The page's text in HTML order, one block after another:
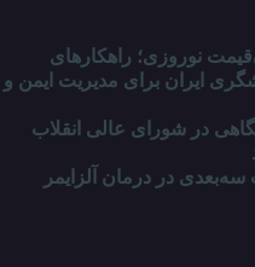
نوروزی؛ راهکارهای
ایران برای مدیریت ایمن و
در شورای عالی انقلاب
سه‌بعدی در درمان آلزایمر